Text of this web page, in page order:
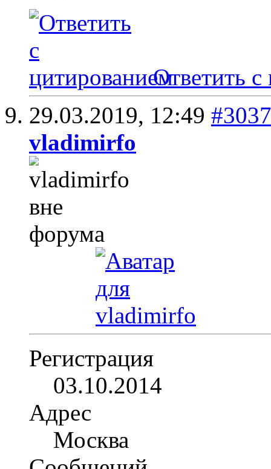
Ответить с
29.03.2019, 12:49 #3037
vladimirfo
Регистрация
03.10.2014
Адрес
Москва